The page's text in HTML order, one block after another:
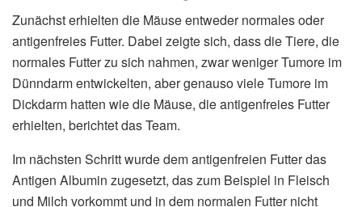
Zunächst erhielten die Mäuse entweder normales oder
antigenfreies Futter. Dabei zeigte sich, dass die Tiere, die
normales Futter zu sich nahmen, zwar weniger Tumore im
Dünndarm entwickelten, aber genauso viele Tumore im
Dickdarm hatten wie die Mäuse, die antigenfreies Futter
erhielten, berichtet das Team.
Im nächsten Schritt wurde dem antigenfreien Futter das
Antigen Albumin zugesetzt, das zum Beispiel in Fleisch
und Milch vorkommt und in dem normalen Futter nicht